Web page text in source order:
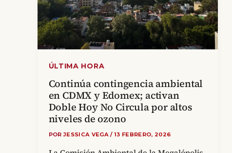
ÚLTIMA HORA
Continúa contingencia ambiental
en CDMX y Edomex; activan
Doble Hoy No Circula por altos
niveles de ozono
PORJESSICA VEGA/ 13 FEBRERO, 2026